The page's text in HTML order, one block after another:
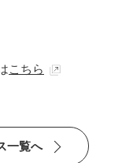
こちら
一覧へ